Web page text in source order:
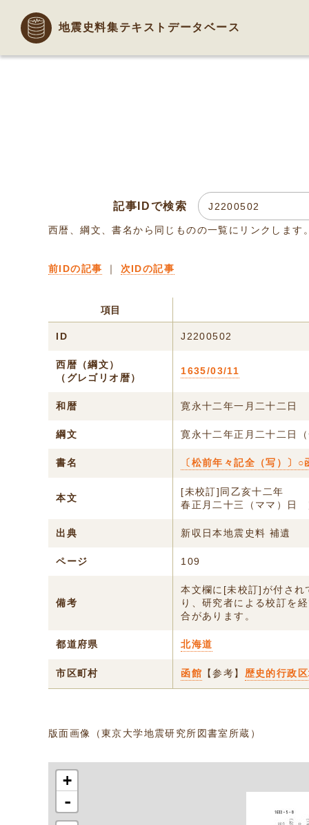
地震史料集テキストデータベース
記事IDで検索
西暦、綱文、書名から同じものの一覧にリンクします
前IDの記事 ｜ 次IDの記事
項目
ID J2200502
西暦（綱文）
（グレゴリオ暦）
1635/03/11
和暦 寛永十二年一月二十二日
綱文 寛永十二年正月二十二日
書名 〔松前年々記全（写）〕
本文
[未校訂]同乙亥十二年
春正月二十三（ママ）日
出典 新収日本地震史料 補遺
ページ 109
備考
本文欄に[未校訂]が付され
り、研究者による校訂を
合があります。
都道府県 北海道
市区町村 函館 【参考】 歴史的行政
版面画像（東京大学地震研究所図書室所蔵）
+
-